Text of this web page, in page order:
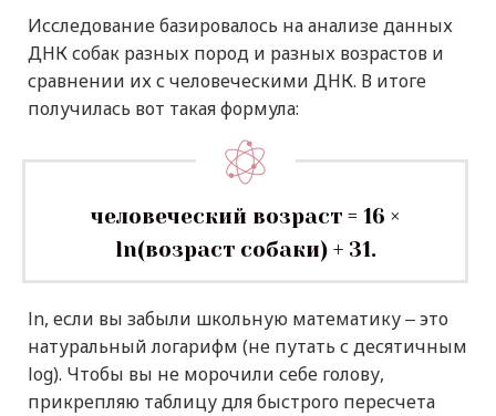
Исследование базировалось на анализе данных
ДНК собак разных пород и разных возрастов и
сравнении их с человеческими ДНК. В итоге
получилась вот такая формула:
человеческий возраст = 16 ×
ln(возраст собаки) + 31.
ln, если вы забыли школьную математику ‒ это
натуральный логарифм (не путать с десятичным
log). Чтобы вы не морочили себе голову,
прикрепляю таблицу для быстрого пересчета